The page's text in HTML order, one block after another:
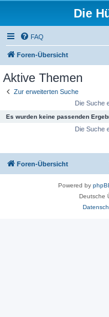
Die
FAQ
Foren-Übersicht
Aktive Themen
Zur erweiterten Suche
Die Suche
Es wurden keine passenden
Die Suche
Foren-Übersicht
Powered by
Deutsche